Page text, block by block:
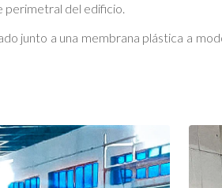
perimetral del edificio.
junto a una membrana plástica a